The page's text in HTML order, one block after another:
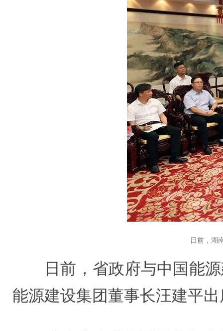
日前，湖
日前，省政府与中国能
能源建设集团董事长汪建平